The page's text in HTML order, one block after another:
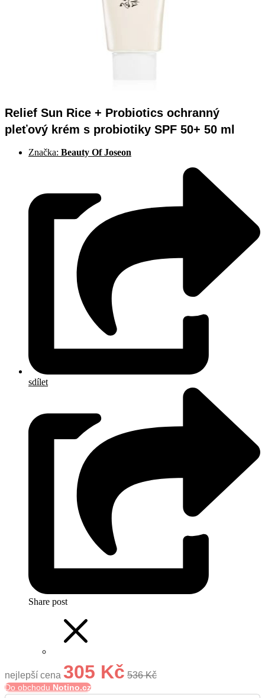
Relief Sun Rice + Probiotics ochranný
pleťový krém s probiotiky SPF 50+ 50 ml
Značka: Beauty Of Joseon
sdílet
Share post
nejlepší cena 305 Kč 536 Kč
Do obchodu Notino.cz